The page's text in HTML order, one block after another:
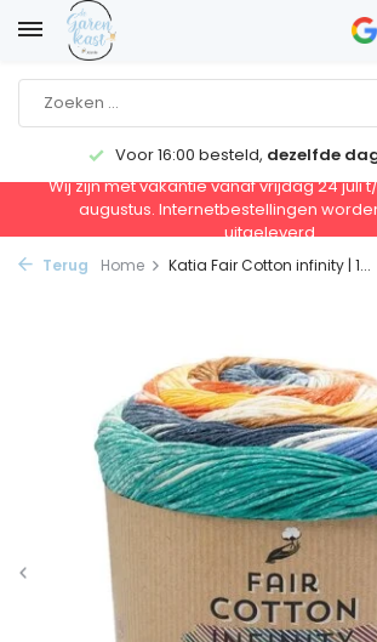
Voor 16:00 besteld, dezelfde
Wij zijn met vakantie vanaf vrijdag 24 juli
augustus. Internetbestellingen
uitgeleverd.
Terug Home Katia Fair Cotton infinity | 1...